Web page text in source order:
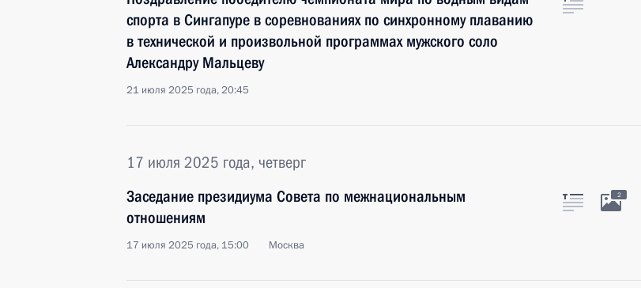
спорта в Сингапуре в соревнованиях по синхронному плаванию
в технической и произвольной программах мужского соло
Александру Мальцеву
21 июля 2025 года, 20:45
17 июля 2025 года, четверг
Заседание президиума Совета по межнациональным
отношениям
17 июля 2025 года, 15:00 Москва
2